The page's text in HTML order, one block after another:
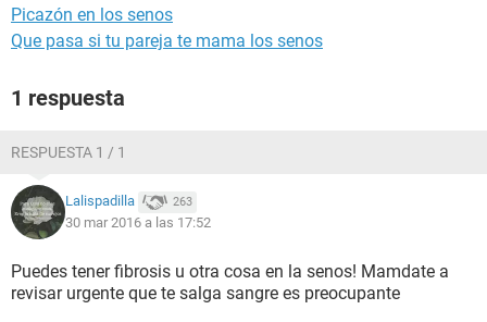
Picazón en los senos
Que pasa si tu pareja te mama los senos
1 respuesta
RESPUESTA 1 / 1
Lalispadilla 263
30 mar 2016 a las 17:52
Puedes tener fibrosis u otra cosa en la senos! Mamdate a
revisar urgente que te salga sangre es preocupante